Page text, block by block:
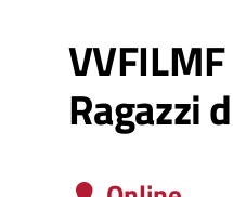
Ragazzi